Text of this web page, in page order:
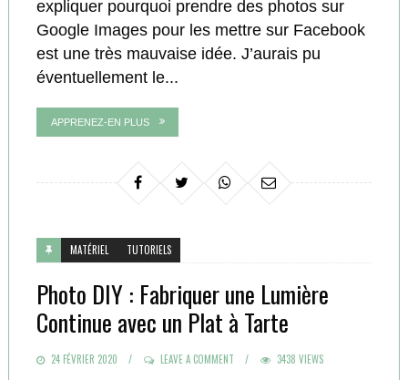
expliquer pourquoi prendre des photos sur
Google Images pour les mettre sur Facebook
est une très mauvaise idée. J’aurais pu
éventuellement le...
APPRENEZ-EN PLUS
MATÉRIEL TUTORIELS
Photo DIY : Fabriquer une Lumière
Continue avec un Plat à Tarte
POSTED
24 FÉVRIER 2020 LEAVE A COMMENT 3438 VIEWS